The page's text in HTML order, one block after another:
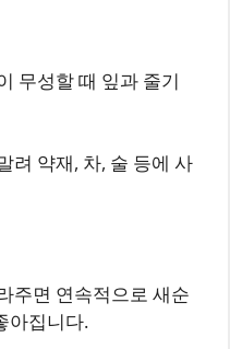
무성할 때 잎과 줄기
려 약재, 차, 술 등에 사
주면 연속적으로 새순
아집니다.